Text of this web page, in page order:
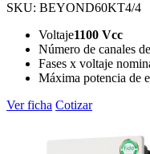
SKU: BEYOND60KT4/4
Voltaje1100 Vcc
Número de canales
Fases x voltaje
Máxima potencia de
Ver ficha Cotizar